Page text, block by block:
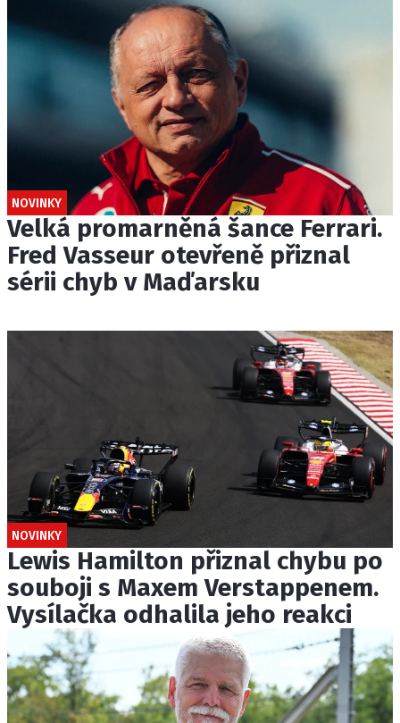
NOVINKY
Velká promarněná šance Ferrari.
Fred Vasseur otevřeně přiznal
sérii chyb v Maďarsku
NOVINKY
Lewis Hamilton přiznal chybu po
souboji s Maxem Verstappenem.
Vysílačka odhalila jeho reakci